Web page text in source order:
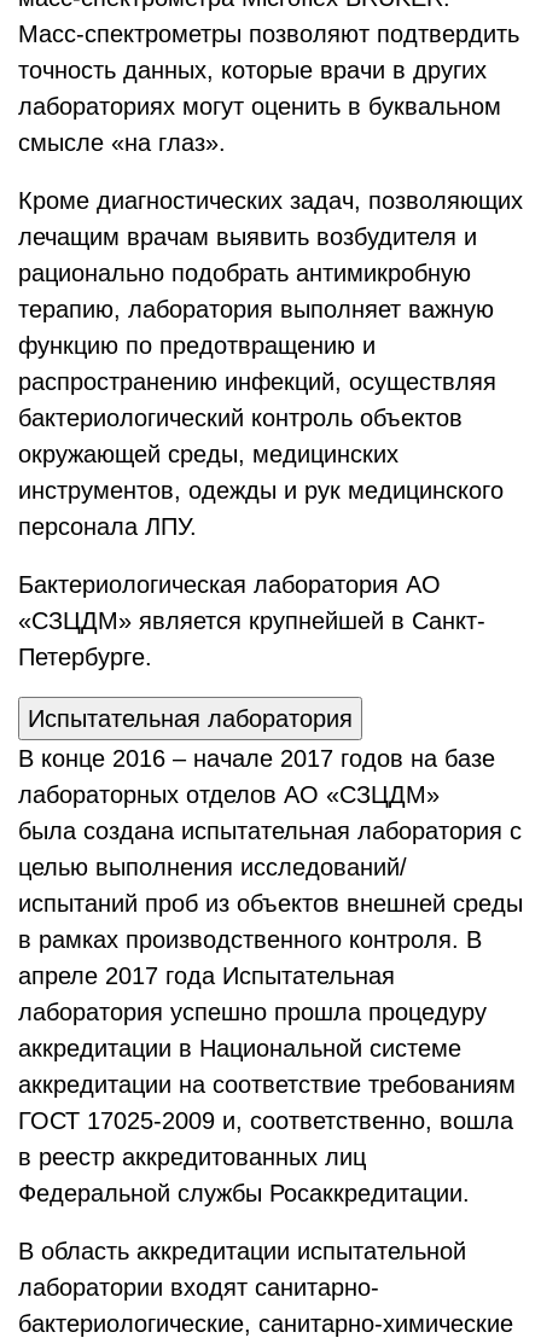
Масс-спектрометры позволяют подтвердить
точность данных, которые врачи в других
лабораториях могут оценить в буквальном
смысле «на глаз».
Кроме диагностических задач, позволяющих
лечащим врачам выявить возбудителя и
рационально подобрать антимикробную
терапию, лаборатория выполняет важную
функцию по предотвращению и
распространению инфекций, осуществляя
бактериологический контроль объектов
окружающей среды, медицинских
инструментов, одежды и рук медицинского
персонала ЛПУ.
Бактериологическая лаборатория АО
«СЗЦДМ» является крупнейшей в Санкт-
Петербурге.
Испытательная лаборатория
В конце 2016 – начале 2017 годов на базе
лабораторных отделов АО «СЗЦДМ»
была создана испытательная лаборатория с
целью выполнения исследований/
испытаний проб из объектов внешней среды
в рамках производственного контроля. В
апреле 2017 года Испытательная
лаборатория успешно прошла процедуру
аккредитации в Национальной системе
аккредитации на соответствие требованиям
ГОСТ 17025-2009 и, соответственно, вошла
в реестр аккредитованных лиц
Федеральной службы Росаккредитации.
В область аккредитации испытательной
лаборатории входят санитарно-
бактериологические, санитарно-химические